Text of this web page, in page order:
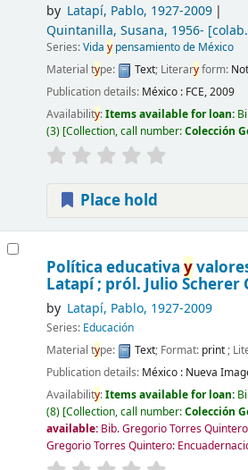
by Latapí, Pablo, 1927-2009
Quintanilla, Susana, 1956-
Series:Vida ypensamiento de México
Material type: Text; Literaryform:
Publication details: México : FCE,2009
Availability:Items available for loan:
(3) Collection, call number:Colección
Place hold
Política educativa y
Latapí ; pról. Julio Scherer
by Latapí, Pablo, 1927-2009
Series: Educación
Material type: Text; Format: print;
Publication details: México : Nueva
Availability:Items available for loan:
(8) Collection, call number:Colección
available: Bib. Gregorio Torres
Gregorio Torres Quintero: